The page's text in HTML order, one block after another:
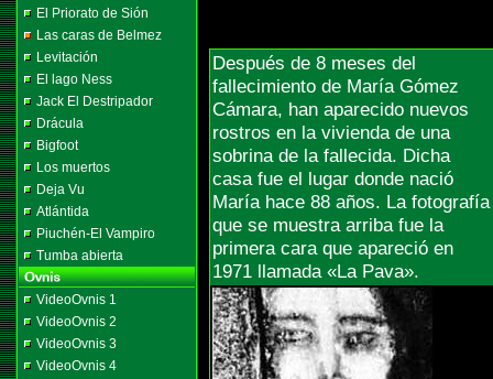
El Priorato de Sión
Las caras de Belmez
Levitación
El lago Ness
Jack El Destripador
Drácula
Bigfoot
Los muertos
Deja Vu
Atlántida
Piuchén-El Vampiro
Tumba abierta
VideoOvnis 1
VideoOvnis 2
VideoOvnis 3
VideoOvnis 4
Después de 8 meses del
fallecimiento de María Gómez
Cámara, han aparecido nuevos
rostros en la vivienda de una
sobrina de la fallecida. Dicha
casa fue el lugar donde nació
María hace 88 años. La fotografía
que se muestra arriba fue la
primera cara que apareció en
1971 llamada «La Pava».